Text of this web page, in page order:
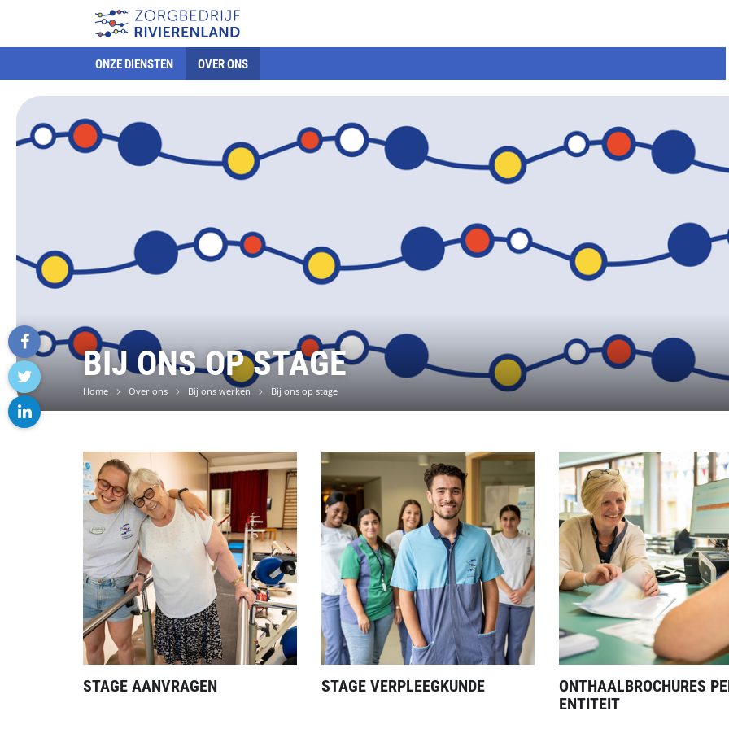
ONZE DIENSTEN OVER ONS
BIJ ONS OP STAGE
Home Over ons Bij ons werken Bij ons op stage
facebook
twitter
STAGE AANVRAGEN STAGE VERPLEEGKUNDE
ONTHAALBROCHURES
ENTITEIT